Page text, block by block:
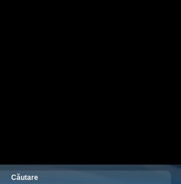
Căutare